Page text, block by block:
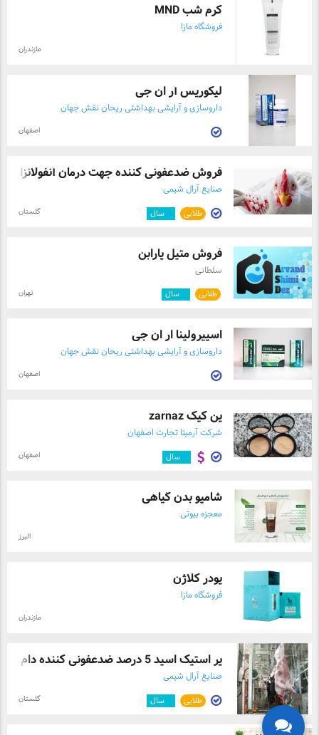
کرم شب MND
فروشگاه مازا
مازندران
لیکوریس آر ان جی
داروسازی و آرایشی بهداشتی ریحان نقش جهان
اصفهان
فروش ضدعفونی کننده جهت درمان آنفولانزا ط
صنایع آرال شیمی
طلایی سال گلستان
فروش متیل پارابن
سلطانی
طلایی سال تهران
اسپیرولینا ار ان جی
داروسازی و آرایشی بهداشتی ریحان نقش جهان
اصفهان
پن کیک zarnaz
شرکت آرمیتا تجارت اصفهان
سال اصفهان
شامپو بدن گیاهی
معجزه بیوتی
البرز
پودر کلاژن
فروشگاه مازا
مازندران
پر استیک اسید 5 درصد ضدعفونی کننده دام و ...
صنایع آرال شیمی
طلایی سال گلستان